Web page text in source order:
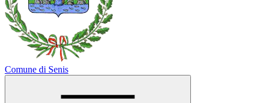
Comune di Senis